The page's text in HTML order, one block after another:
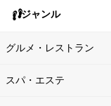
ジャンル
グルメ・レストラン
スパ・エステ